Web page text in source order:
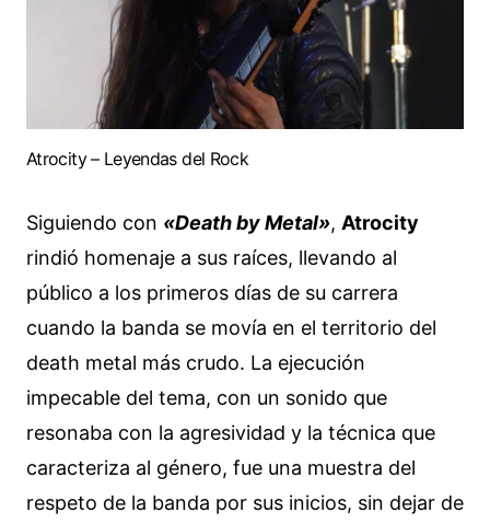
Atrocity – Leyendas del Rock
Siguiendo con «Death by Metal», Atrocity
rindió homenaje a sus raíces, llevando al
público a los primeros días de su carrera
cuando la banda se movía en el territorio del
death metal más crudo. La ejecución
impecable del tema, con un sonido que
resonaba con la agresividad y la técnica que
caracteriza al género, fue una muestra del
respeto de la banda por sus inicios, sin dejar de